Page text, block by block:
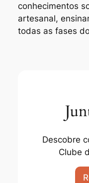
conhecimentos
artesanal,
todas as fases
Descobre
Clube